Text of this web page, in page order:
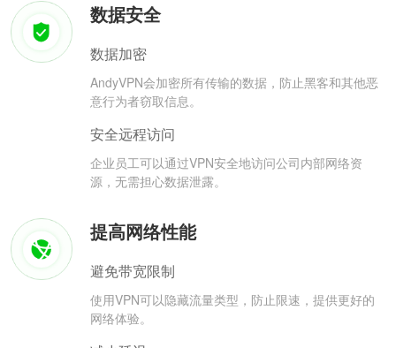
数据安全
数据加密
AndyVPN会加密所有传输的数据，防止黑客和其他恶
意行为者窃取信息。
安全远程访问
企业员工可以通过VPN安全地访问公司内部网络资
源，无需担心数据泄露。
提高网络性能
避免带宽限制
使用VPN可以隐藏流量类型，防止限速，提供更好的
网络体验。